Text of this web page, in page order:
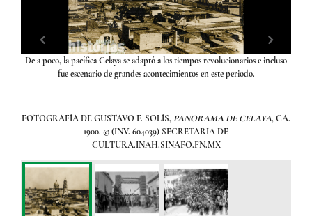
De a poco, la pacífica Celaya se adaptó a los tiempos revolucionarios e incluso
fue escenario de grandes acontecimientos en este periodo.
FOTOGRAFÍA DE GUSTAVO F. SOLÍS, PANORAMA DE CELAYA, CA.
1900. © (INV. 604039) SECRETARÍA DE
CULTURA.INAH.SINAFO.FN.MX